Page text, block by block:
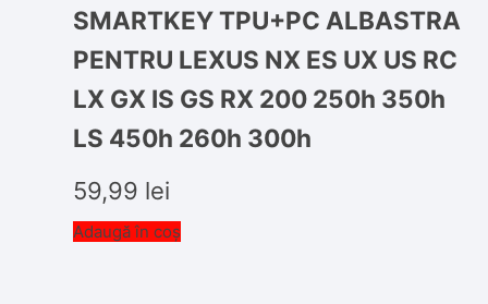
SMARTKEY TPU+PC ALBASTRA
PENTRU LEXUS NX ES UX US RC
LX GX IS GS RX 200 250h 350h
LS 450h 260h 300h
59,99 lei
Adaugă în coș